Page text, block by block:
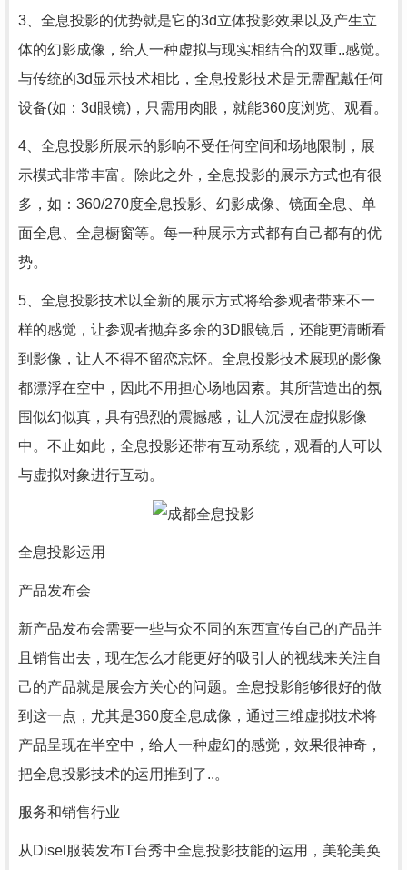
3、全息投影的优势就是它的3d立体投影效果以及产生立
体的幻影成像，给人一种虚拟与现实相结合的双重..感觉。
与传统的3d显示技术相比，全息投影技术是无需配戴任何
设备(如：3d眼镜)，只需用肉眼，就能360度浏览、观看。
4、全息投影所展示的影响不受任何空间和场地限制，展
示模式非常丰富。除此之外，全息投影的展示方式也有很
多，如：360/270度全息投影、幻影成像、镜面全息、单
面全息、全息橱窗等。每一种展示方式都有自己都有的优
势。
5、全息投影技术以全新的展示方式将给参观者带来不一
样的感觉，让参观者抛弃多余的3D眼镜后，还能更清晰看
到影像，让人不得不留恋忘怀。全息投影技术展现的影像
都漂浮在空中，因此不用担心场地因素。其所营造出的氛
围似幻似真，具有强烈的震撼感，让人沉浸在虚拟影像
中。不止如此，全息投影还带有互动系统，观看的人可以
与虚拟对象进行互动。
全息投影运用
产品发布会
新产品发布会需要一些与众不同的东西宣传自己的产品并
且销售出去，现在怎么才能更好的吸引人的视线来关注自
己的产品就是展会方关心的问题。全息投影能够很好的做
到这一点，尤其是360度全息成像，通过三维虚拟技术将
产品呈现在半空中，给人一种虚幻的感觉，效果很神奇，
把全息投影技术的运用推到了..。
服务和销售行业
从Disel服装发布T台秀中全息投影技能的运用，美轮美奂